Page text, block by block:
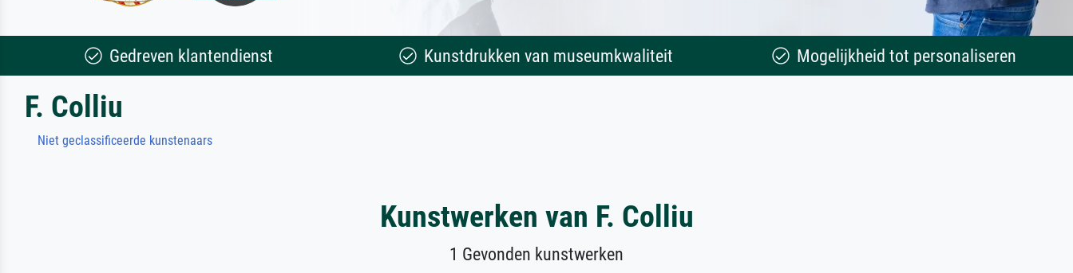
Gedreven klantendienst Kunstdrukken van museumkwaliteit Mogelijkheid tot personaliseren
F. Colliu
Niet geclassificeerde kunstenaars
Kunstwerken van F. Colliu
1 Gevonden kunstwerken